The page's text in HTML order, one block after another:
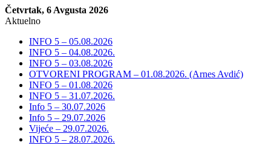
Četvrtak, 6 Avgusta 2026
Aktuelno
INFO 5 – 05.08.2026
INFO 5 – 04.08.2026.
INFO 5 – 03.08.2026
OTVORENI PROGRAM – 01.08.2026. (Arnes Avdić)
INFO 5 – 01.08.2026
INFO 5 – 31.07.2026.
Info 5 – 30.07.2026
Info 5 – 29.07.2026
Vijeće – 29.07.2026.
INFO 5 – 28.07.2026.